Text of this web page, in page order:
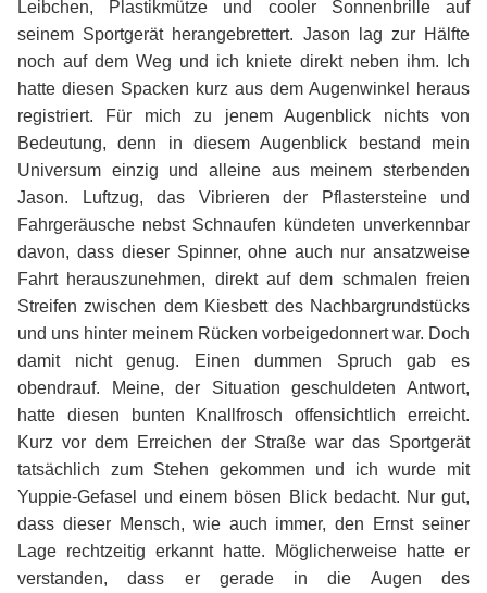
Leibchen, Plastikmütze und cooler Sonnenbrille auf
seinem Sportgerät herangebrettert. Jason lag zur Hälfte
noch auf dem Weg und ich kniete direkt neben ihm. Ich
hatte diesen Spacken kurz aus dem Augenwinkel heraus
registriert. Für mich zu jenem Augenblick nichts von
Bedeutung, denn in diesem Augenblick bestand mein
Universum einzig und alleine aus meinem sterbenden
Jason. Luftzug, das Vibrieren der Pflastersteine und
Fahrgeräusche nebst Schnaufen kündeten unverkennbar
davon, dass dieser Spinner, ohne auch nur ansatzweise
Fahrt herauszunehmen, direkt auf dem schmalen freien
Streifen zwischen dem Kiesbett des Nachbargrundstücks
und uns hinter meinem Rücken vorbeigedonnert war. Doch
damit nicht genug. Einen dummen Spruch gab es
obendrauf. Meine, der Situation geschuldeten Antwort,
hatte diesen bunten Knallfrosch offensichtlich erreicht.
Kurz vor dem Erreichen der Straße war das Sportgerät
tatsächlich zum Stehen gekommen und ich wurde mit
Yuppie-Gefasel und einem bösen Blick bedacht. Nur gut,
dass dieser Mensch, wie auch immer, den Ernst seiner
Lage rechtzeitig erkannt hatte. Möglicherweise hatte er
verstanden, dass er gerade in die Augen des